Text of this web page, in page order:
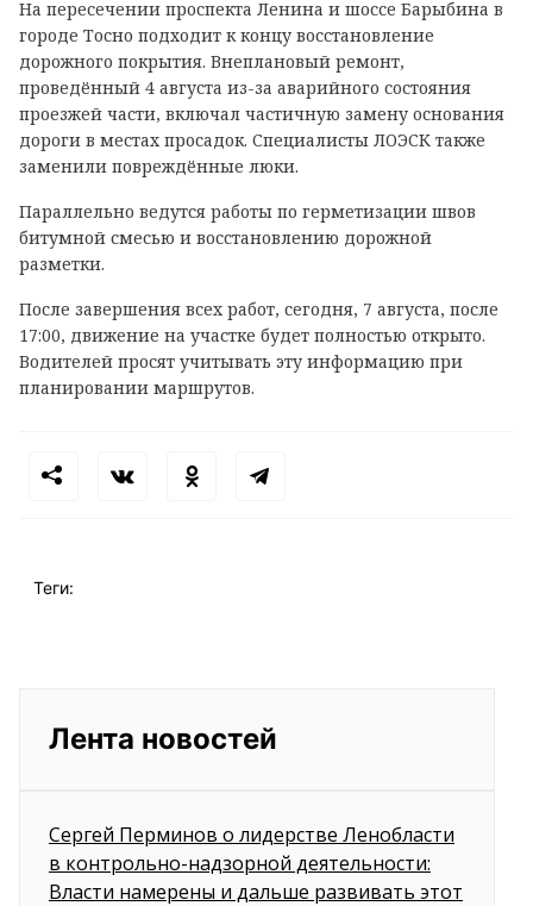
На пересечении проспекта Ленина и шоссе Барыбина в
городе Тосно подходит к концу восстановление
дорожного покрытия. Внеплановый ремонт,
проведённый 4 августа из-за аварийного состояния
проезжей части, включал частичную замену основания
дороги в местах просадок. Специалисты ЛОЭСК также
заменили повреждённые люки.
Параллельно ведутся работы по герметизации швов
битумной смесью и восстановлению дорожной
разметки.
После завершения всех работ, сегодня, 7 августа, после
17:00, движение на участке будет полностью открыто.
Водителей просят учитывать эту информацию при
планировании маршрутов.
Теги:
Лента новостей
Сергей Перминов о лидерстве Ленобласти
в контрольно-надзорной деятельности:
Власти намерены и дальше развивать этот